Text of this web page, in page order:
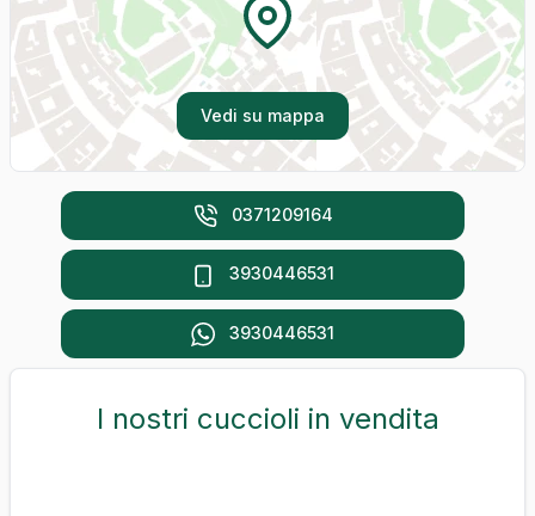
I nostri cuccioli in vendita
0371209164
3930446531
3930446531
Vedi su mappa